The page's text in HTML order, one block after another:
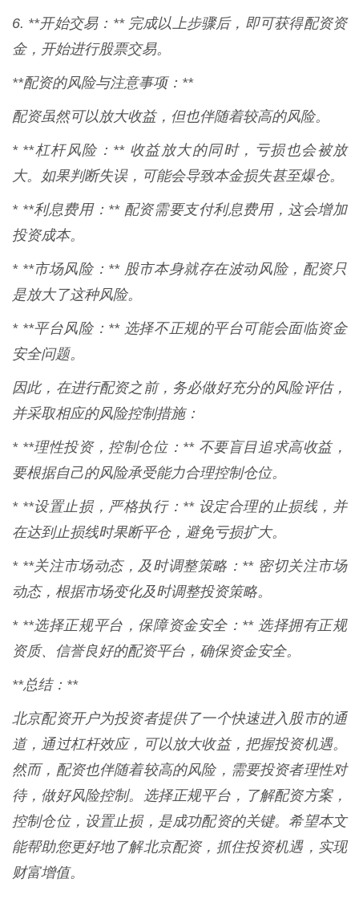
6. **开始交易：** 完成以上步骤后，即可获得配资资
金，开始进行股票交易。
**配资的风险与注意事项：**
配资虽然可以放大收益，但也伴随着较高的风险。
* **杠杆风险：** 收益放大的同时，亏损也会被放
大。如果判断失误，可能会导致本金损失甚至爆仓。
* **利息费用：** 配资需要支付利息费用，这会增加
投资成本。
* **市场风险：** 股市本身就存在波动风险，配资只
是放大了这种风险。
* **平台风险：** 选择不正规的平台可能会面临资金
安全问题。
因此，在进行配资之前，务必做好充分的风险评估，
并采取相应的风险控制措施：
* **理性投资，控制仓位：** 不要盲目追求高收益，
要根据自己的风险承受能力合理控制仓位。
* **设置止损，严格执行：** 设定合理的止损线，并
在达到止损线时果断平仓，避免亏损扩大。
* **关注市场动态，及时调整策略：** 密切关注市场
动态，根据市场变化及时调整投资策略。
* **选择正规平台，保障资金安全：** 选择拥有正规
资质、信誉良好的配资平台，确保资金安全。
**总结：**
北京配资开户为投资者提供了一个快速进入股市的通
道，通过杠杆效应，可以放大收益，把握投资机遇。
然而，配资也伴随着较高的风险，需要投资者理性对
待，做好风险控制。选择正规平台，了解配资方案，
控制仓位，设置止损，是成功配资的关键。希望本文
能帮助您更好地了解北京配资，抓住投资机遇，实现
财富增值。